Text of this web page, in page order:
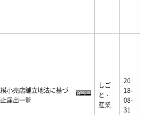
小売店舗立地法に基づ
届出一覧
しご
と・
産業
20
18-
08-
31